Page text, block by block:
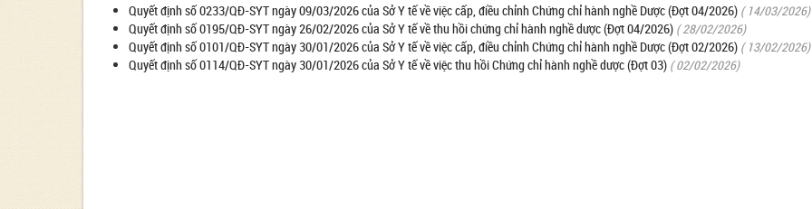
Quyết định số 0233/QĐ-SYT ngày 09/03/2026 của Sở Y tế về việc cấp, điều chỉnh Chứng chỉ hành nghề Dược (Đợt 04/2026) ( 14/03/2026)
Quyết định số 0195/QĐ-SYT ngày 26/02/2026 của Sở Y tế về thu hồi chứng chỉ hành nghề dược (Đợt 04/2026) ( 28/02/2026)
Quyết định số 0101/QĐ-SYT ngày 30/01/2026 của Sở Y tế về việc cấp, điều chỉnh Chứng chỉ hành nghề Dược (Đợt 02/2026) ( 13/02/2026)
Quyết định số 0114/QĐ-SYT ngày 30/01/2026 của Sở Y tế về việc thu hồi Chứng chỉ hành nghề dược (Đợt 03) ( 02/02/2026)